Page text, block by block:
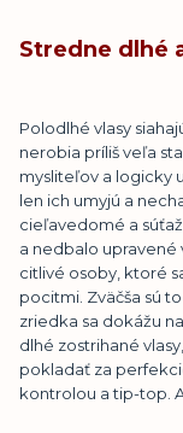
Stredne dlhé
Polodlhé vlasy
nerobia príliš veľa
mysliteľov a logicky
len ich umyjú a
cieľavedomé a
a nedbalo upravené
citlivé osoby, ktoré
pocitmi. Zväčša sú
zriedka sa dokážu
dlhé zostrihané
pokladať za
kontrolou a tip-top.